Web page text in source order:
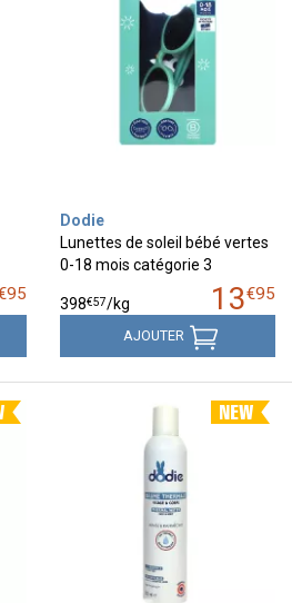
95
Dodie
Lunettes de soleil bébé vertes
0-18 mois catégorie 3
13€95
398€57/kg
AJOUTER